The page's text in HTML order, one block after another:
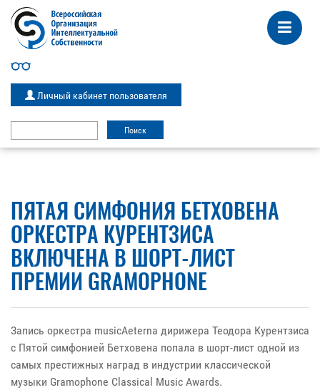
Личный кабинет пользователя
ПЯТАЯ СИМФОНИЯ БЕТХОВЕНА
ОРКЕСТРА КУРЕНТЗИСА
ВКЛЮЧЕНА В ШОРТ-ЛИСТ
ПРЕМИИ GRAMOPHONE
Запись оркестра musicAeterna дирижера Теодора Курентзиса
c Пятой симфонией Бетховена попала в шорт-лист одной из
самых престижных наград в индустрии классической
музыки Gramophone Classical Music Awards.